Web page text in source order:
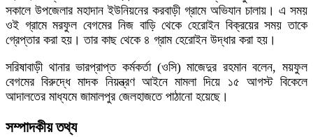
সকালে উপজেলার মহাদান ইউনিয়নের করবাড়ী গ্রামে অভিযান চালায়। এ সময়
ওই গ্রামে মরফুল বেগমের নিজ বাড়ি থেকে হেরোইন বিক্রয়ের সময় তাকে
গ্রেপ্তার করা হয়। তার কাছ থেকে ৪ গ্রাম হেরোইন উদ্ধার করা হয়।
সরিষাবাড়ী থানার ভারপ্রাপ্ত কর্মকর্তা (ওসি) মাজেদুর রহমান বলেন, ময়ফুল
বেগমের বিরুদ্ধে মাদক নিয়ন্ত্রণ আইনে মামলা দিয়ে ১৫ আগস্ট বিকেলে
আদালতের মাধ্যমে জামালপুর জেলহাজতে পাঠানো হয়েছে।
সম্পাদকীয় তথ্য